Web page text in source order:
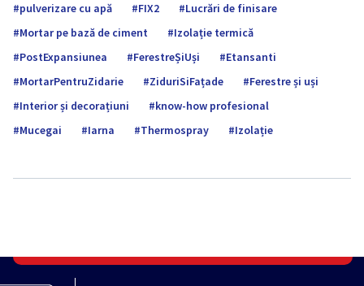
pulverizare cu apă
FIX2
Lucrări de finisare
Mortar pe bază de ciment
Izolație termică
PostExpansiunea
FerestreȘiUși
Etansanti
MortarPentruZidarie
ZiduriSiFațade
Ferestre și uși
Interior și decorațiuni
know-how profesional
Mucegai
Iarna Thermospray Izolație